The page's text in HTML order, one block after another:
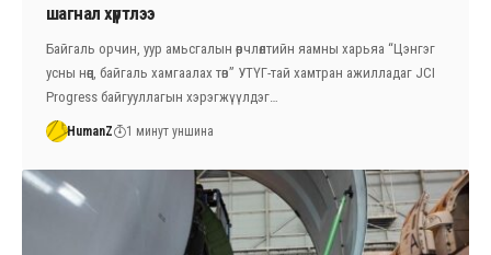
шагнал хүртлээ
Байгаль орчин, уур амьсгалын өөрчлөлтийн яамны харьяа “Цэнгэг
усны нөөц, байгаль хамгаалах төв” УТҮГ-тай хамтран ажилладаг JCI
Progress байгууллагын хэрэгжүүлдэг…
HumanZ 1 минут уншина